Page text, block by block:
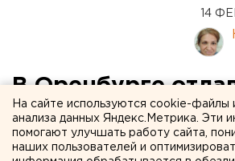
14
В Оренбурге
собак,
на очередного
На сайте используются cookie-файлы
анализа данных Яндекс.Метрика. Эти
помогают улучшать работу сайта,
наших пользователей и